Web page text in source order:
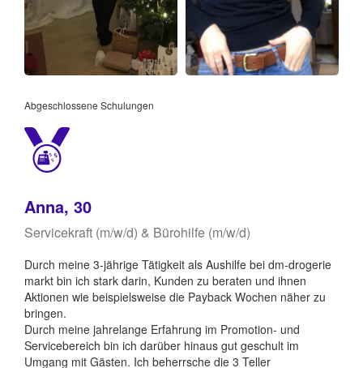
Abgeschlossene Schulungen
Anna, 30
Servicekraft (m/w/d) & Bürohilfe (m/w/d)
Durch meine 3-jährige Tätigkeit als Aushilfe bei dm-drogerie
markt bin ich stark darin, Kunden zu beraten und ihnen
Aktionen wie beispielsweise die Payback Wochen näher zu
bringen.
Durch meine jahrelange Erfahrung im Promotion- und
Servicebereich bin ich darüber hinaus gut geschult im
Umgang mit Gästen. Ich beherrsche die 3 Teller